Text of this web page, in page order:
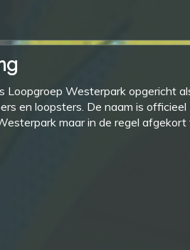
Loopgroep Westerpark opgericht
en loopsters. De naam is
maar in de regel